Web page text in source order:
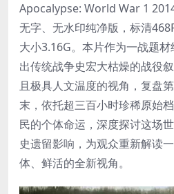
Apocalypse: World War 1
无字、无水印纯净版，标清
大小3.16G。本片作为一战题
出传统战争史宏大枯燥的战役
且极具人文温度的视角，复盘
末，依托超三百小时珍稀原始
民的个体命运，深度探讨这场
史遗留影响，为观众重新解读
体、鲜活的全新视角。